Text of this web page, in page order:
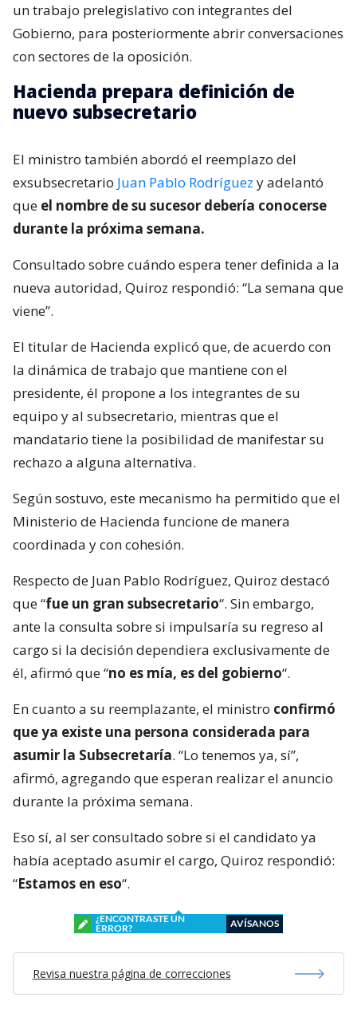
un trabajo prelegislativo con integrantes del
Gobierno, para posteriormente abrir conversaciones
con sectores de la oposición.
Hacienda prepara definición de
nuevo subsecretario
El ministro también abordó el reemplazo del
exsubsecretario Juan Pablo Rodríguez y adelantó
que el nombre de su sucesor debería conocerse
durante la próxima semana.
Consultado sobre cuándo espera tener definida a la
nueva autoridad, Quiroz respondió: “La semana que
viene”.
El titular de Hacienda explicó que, de acuerdo con
la dinámica de trabajo que mantiene con el
presidente, él propone a los integrantes de su
equipo y al subsecretario, mientras que el
mandatario tiene la posibilidad de manifestar su
rechazo a alguna alternativa.
Según sostuvo, este mecanismo ha permitido que el
Ministerio de Hacienda funcione de manera
coordinada y con cohesión.
Respecto de Juan Pablo Rodríguez, Quiroz destacó
que “fue un gran subsecretario“. Sin embargo,
ante la consulta sobre si impulsaría su regreso al
cargo si la decisión dependiera exclusivamente de
él, afirmó que “no es mía, es del gobierno“.
En cuanto a su reemplazante, el ministro confirmó
que ya existe una persona considerada para
asumir la Subsecretaría. “Lo tenemos ya, sí”,
afirmó, agregando que esperan realizar el anuncio
durante la próxima semana.
Eso sí, al ser consultado sobre si el candidato ya
había aceptado asumir el cargo, Quiroz respondió:
“Estamos en eso“.
¿ENCONTRASTE UN
ERROR?
AVÍSANOS
Revisa nuestra página de correcciones